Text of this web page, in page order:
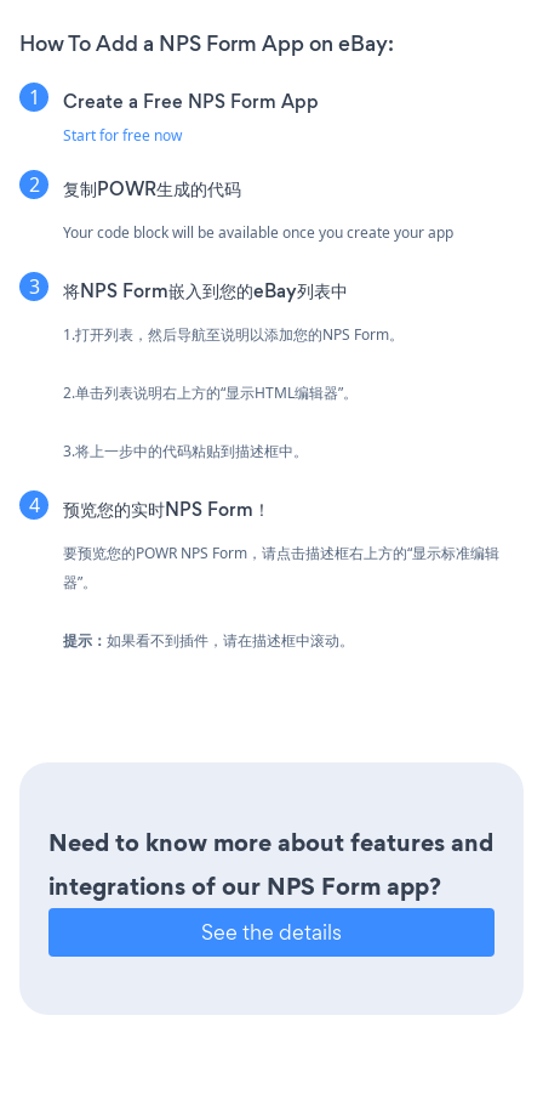
How To Add a NPS Form App on eBay:
Create a Free NPS Form App
Start for free now
复制POWR生成的代码
Your code block will be available once you create your app
将NPS Form嵌入到您的eBay列表中
1.打开列表，然后导航至说明以添加您的NPS Form。
2.单击列表说明右上方的“显示HTML编辑器”。
3.将上一步中的代码粘贴到描述框中。
预览您的实时NPS Form！
要预览您的POWR NPS Form，请点击描述框右上方的“显示标准编辑
器”。
提示： 如果看不到插件，请在描述框中滚动。
Need to know more about features and
integrations of our NPS Form app?
See the details